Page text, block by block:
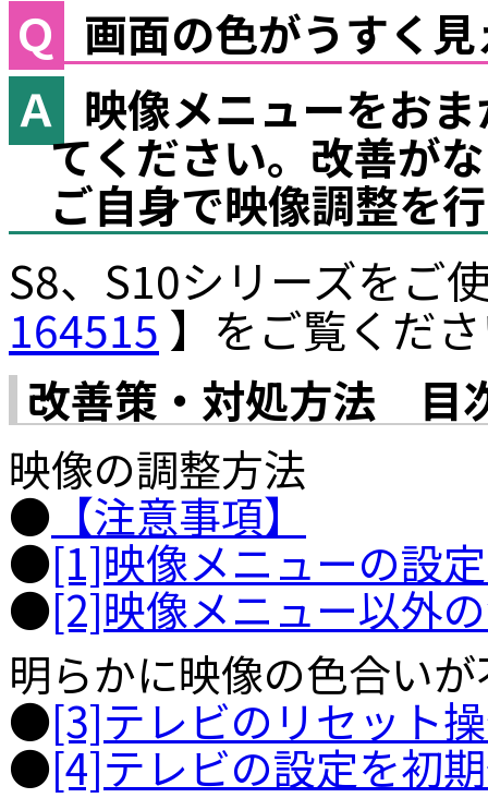
画面の色がうすく
映像メニューをお
てください。改善が
ご自身で映像調整を
S8、S10シリーズをご
164515 】をご覧くだ
改善策・対処方法 目
映像の調整方法
● 【注意事項】
●[1]映像メニューの設
●[2]映像メニュー以外
明らかに映像の色合い
●[3]テレビのリセット
●[4]テレビの設定を初